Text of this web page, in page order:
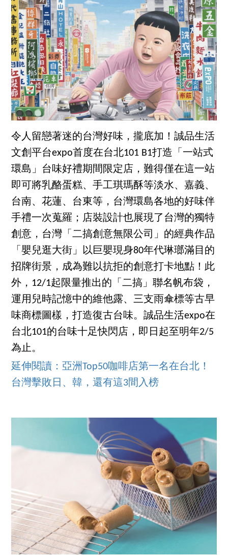
令人留戀著迷的台灣好味，攏底加！誠品生活
文創平台expo首度在台北101 B1打造「一站式
環島」台味好禮期間限定店，難得僅在這一站
即可將乳酪蛋糕、手工琪瑪酥等淡水、嘉義、
台南、花蓮、台東等，台灣環島各地的好味伴
手禮一次蒐羅；店裝設計也展現了台灣的獨特
創意，台灣「二搞創意無限公司」的經典作品
「嬰兒逛大街」以巨嬰現身80年代琳瑯滿目的
招牌街景，成為難以抗拒的創意打卡地點！此
外，12/1起限量推出的「二搞」聯名帆布袋，
運用兒時記憶中的維他露、三支雨傘標等古早
味商標圖樣，打造復古台味。誠品生活expo在
台北101的台味十足快閃店，即日起至明年2/5
為止。
延伸閱讀：亞洲Top50咖啡店第一名在台北！
台灣擊敗日、韓，還有這3間入榜